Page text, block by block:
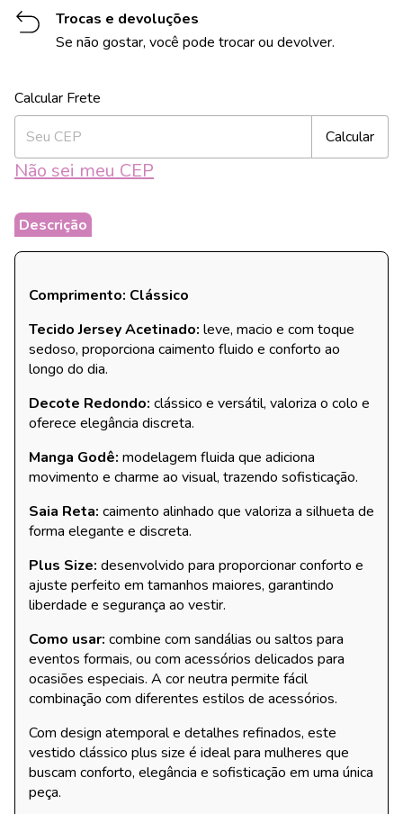
Trocas e devoluções
Se não gostar, você pode trocar ou devolver.
Entregas para o CEP:
Calcular
Não sei meu CEP
Descrição
Comprimento: Clássico
Tecido Jersey Acetinado: leve, macio e com toque
sedoso, proporciona caimento fluido e conforto ao
longo do dia.
Decote Redondo: clássico e versátil, valoriza o colo e
oferece elegância discreta.
Manga Godê: modelagem fluida que adiciona
movimento e charme ao visual, trazendo sofisticação.
Saia Reta: caimento alinhado que valoriza a silhueta de
forma elegante e discreta.
Plus Size: desenvolvido para proporcionar conforto e
ajuste perfeito em tamanhos maiores, garantindo
liberdade e segurança ao vestir.
Como usar: combine com sandálias ou saltos para
eventos formais, ou com acessórios delicados para
ocasiões especiais. A cor neutra permite fácil
combinação com diferentes estilos de acessórios.
Com design atemporal e detalhes refinados, este
vestido clássico plus size é ideal para mulheres que
buscam conforto, elegância e sofisticação em uma única
peça.